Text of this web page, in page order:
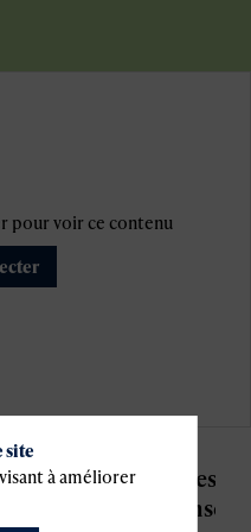
pour voir ce contenu
Les
site
à améliorer